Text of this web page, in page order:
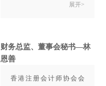
任多家香港上市公司非执
械企业，多次荣获江苏省
任技术工程部经理、工程
机械设计院院长、副总裁
理。
展开>
财务总监、董事会秘书—林
恩善
香港注册会计师协会会